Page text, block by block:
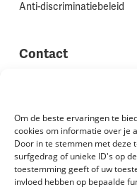
Om de beste ervaringen te
cookies om informatie over je
Door in te stemmen met deze
surfgedrag of unieke ID's op
toestemming geeft of uw
invloed hebben op bepaalde
Anti-discriminatiebeleid
Contact
Site feedback
Klachten